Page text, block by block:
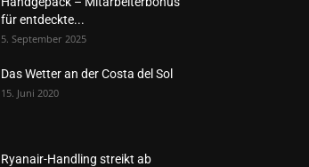
für entdeckte...
5. September 2025
Das Wetter an der Costa del Sol
15. Juni 2020
Ryanair-Handling streikt ab